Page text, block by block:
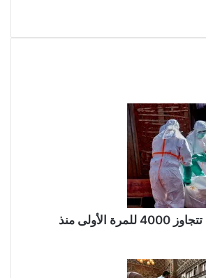
إيبولا.. الإصابات تتجاوز 4000 للمرة الأولى منذ